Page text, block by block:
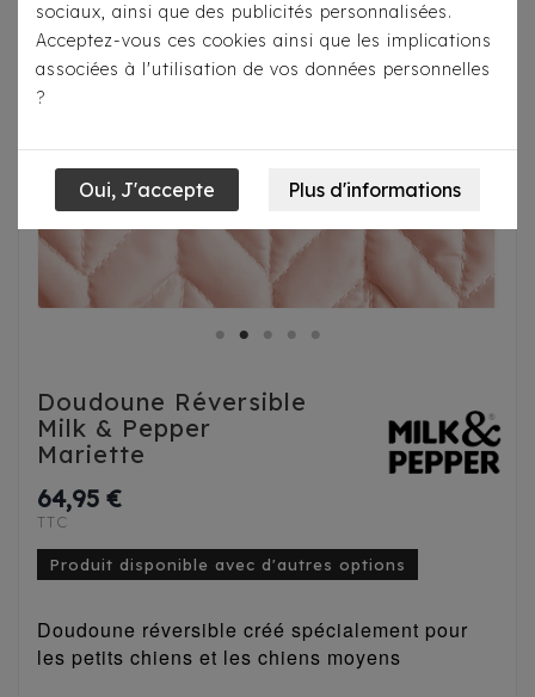
Doudoune Réversible
Milk & Pepper
Mariette
64,95 €
TTC
Produit disponible avec d'autres options
Doudoune réversible créé spécialement pour
les petits chiens et les chiens moyens
sociaux, ainsi que des publicités personnalisées.
Acceptez-vous ces cookies ainsi que les implications
associées à l'utilisation de vos données personnelles
?